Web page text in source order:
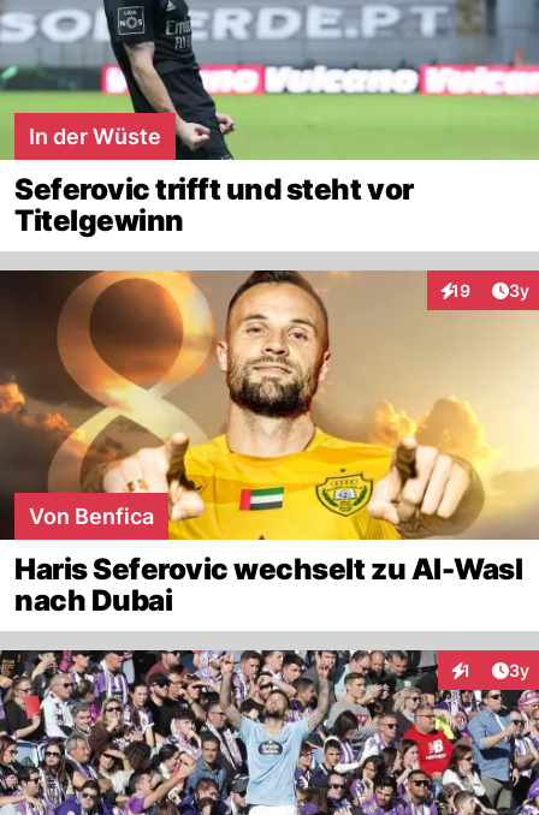
In der Wüste
Seferovic trifft und steht vor
Titelgewinn
19 3y
Von Benfica
Haris Seferovic wechselt zu Al-Wasl
nach Dubai
1 3y